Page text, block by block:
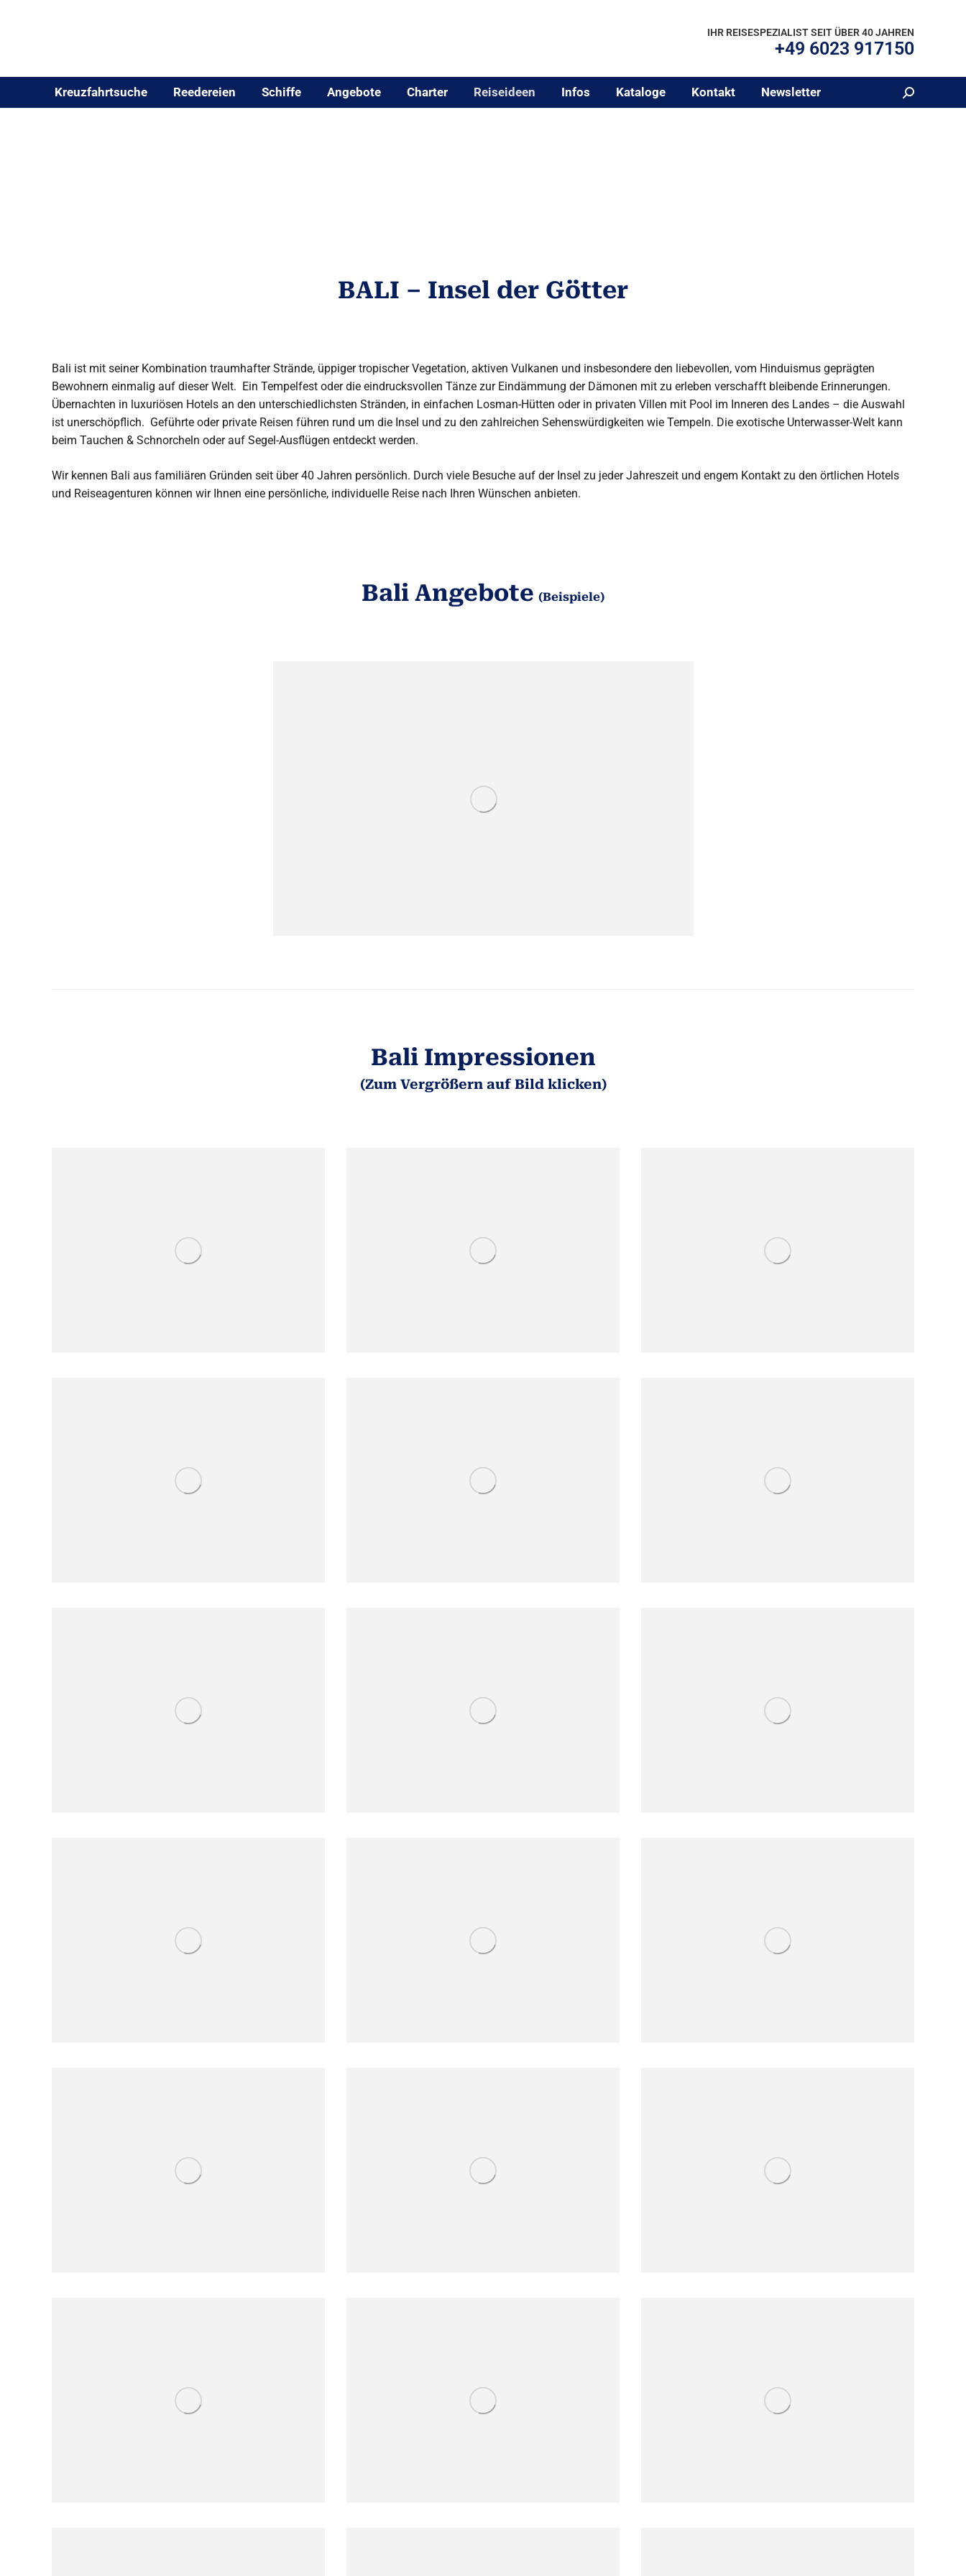
IHR REISESPEZIALIST SEIT ÜBER 40 JAHREN
+49 6023 917150
Kreuzfahrtsuche Reedereien Schiffe Angebote Charter Reiseideen Infos Kataloge Kontakt Newsletter Search:
BALI – Insel der Götter
Bali ist mit seiner Kombination traumhafter Strände, üppiger tropischer Vegetation, aktiven Vulkanen und insbesondere den liebevollen, vom Hinduismus geprägten
Bewohnern einmalig auf dieser Welt. Ein Tempelfest oder die eindrucksvollen Tänze zur Eindämmung der Dämonen mit zu erleben verschafft bleibende Erinnerungen.
Übernachten in luxuriösen Hotels an den unterschiedlichsten Stränden, in einfachen Losman-Hütten oder in privaten Villen mit Pool im Inneren des Landes – die Auswahl
ist unerschöpflich. Geführte oder private Reisen führen rund um die Insel und zu den zahlreichen Sehenswürdigkeiten wie Tempeln. Die exotische Unterwasser-Welt kann
beim Tauchen & Schnorcheln oder auf Segel-Ausflügen entdeckt werden.
Wir kennen Bali aus familiären Gründen seit über 40 Jahren persönlich. Durch viele Besuche auf der Insel zu jeder Jahreszeit und engem Kontakt zu den örtlichen Hotels
und Reiseagenturen können wir Ihnen eine persönliche, individuelle Reise nach Ihren Wünschen anbieten.
Bali Angebote (Beispiele)
Bali Impressionen
(Zum Vergrößern auf Bild klicken)